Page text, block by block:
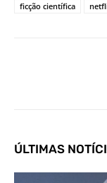
ficção científica
ÚLTIMAS